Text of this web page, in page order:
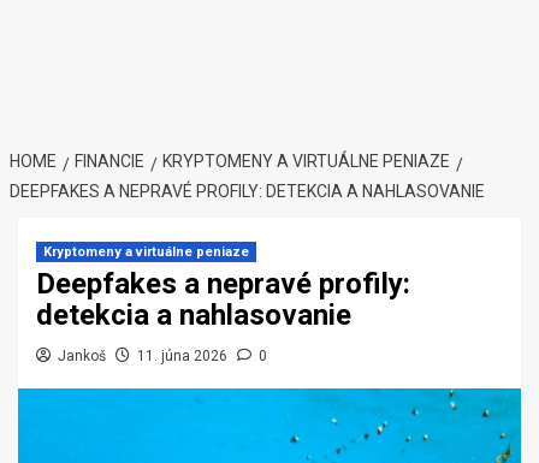
HOME FINANCIE
KRYPTOMENY A VIRTUÁLNE PENIAZE
DEEPFAKES A NEPRAVÉ PROFILY: DETEKCIA A NAHLASOVANIE
Kryptomeny a virtuálne peniaze
Deepfakes a nepravé profily:
detekcia a nahlasovanie
Jankoš 11. júna 2026 0